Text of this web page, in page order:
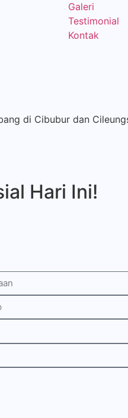
Galeri
Testimonial
Kontak
di Cibubur dan
Hari Ini!